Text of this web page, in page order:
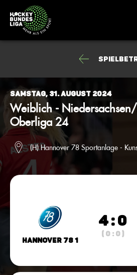
Samstag, 31. August 2024
Weiblich -
Oberliga 24
(H) Hannover 78 Sportanlage -
Hannover 78 1
4 : 0
( 0 : 0 )